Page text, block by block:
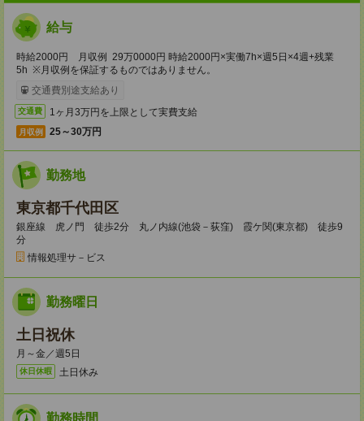
給与
時給2000円 月収例 29万0000円 時給2000円×実働7h×週5日×4週+残業
5h ※月収例を保証するものではありません。
交通費別途支給あり
交通費 1ヶ月3万円を上限として実費支給
月収例 25～30万円
勤務地
東京都千代田区
銀座線 虎ノ門 徒歩2分 丸ノ内線(池袋－荻窪) 霞ケ関(東京都) 徒歩9
分
情報処理サ－ビス
勤務曜日
土日祝休
月～金／週5日
休日休暇 土日休み
勤務時間